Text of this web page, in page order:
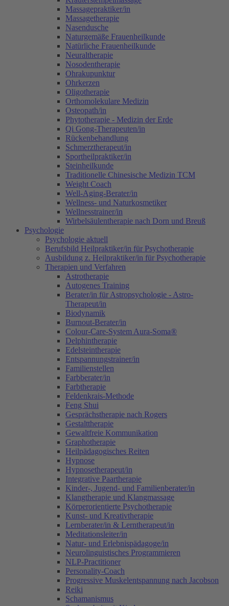
Massagepraktiker/in
Massagetherapie
Nasendusche
Naturgemäße Frauenheilkunde
Natürliche Frauenheilkunde
Neuraltherapie
Nosodentherapie
Ohrakupunktur
Ohrkerzen
Oligotherapie
Orthomolekulare Medizin
Osteopath/in
Phytotherapie - Medizin der Erde
Qi Gong-Therapeuten/in
Rückenbehandlung
Schmerztherapeut/in
Sportheilpraktiker/in
Steinheilkunde
Traditionelle Chinesische Medizin TCM
Weight Coach
Well-Aging-Berater/in
Wellness- und Naturkosmetiker
Wellnesstrainer/in
Wirbelsäulentherapie nach Dorn und Breuß
Psychologie
Psychologie aktuell
Berufsbild Heilpraktiker/in für Psychotherapie
Ausbildung z. Heilpraktiker/in für Psychotherapie
Therapien und Verfahren
Astrotherapie
Autogenes Training
Berater/in für Astropsychologie - Astro-
Therapeut/in
Biodynamik
Burnout-Berater/in
Colour-Care-System Aura-Soma®
Delphintherapie
Edelsteintherapie
Entspannungstrainer/in
Familienstellen
Farbberater/in
Farbtherapie
Feldenkrais-Methode
Feng Shui
Gesprächstherapie nach Rogers
Gestalttherapie
Gewaltfreie Kommunikation
Graphotherapie
Heilpädagogisches Reiten
Hypnose
Hypnosetherapeut/in
Integrative Paartherapie
Kinder-, Jugend- und Familienberater/in
Klangtherapie und Klangmassage
Körperorientierte Psychotherapie
Kunst- und Kreativtherapie
Lernberater/in & Lerntherapeut/in
Meditationsleiter/in
Natur- und Erlebnispädagoge/in
Neurolinguistisches Programmieren
NLP-Practitioner
Personality-Coach
Progressive Muskelentspannung nach Jacobson
Reiki
Schamanismus